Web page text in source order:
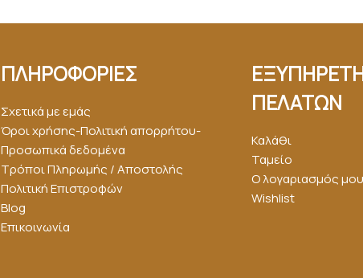
ΠΛΗΡΟΦΟΡΙΕΣ
Σχετικά με εμάς
Όροι χρήσης-Πολιτική απορρήτου-
Προσωπικά δεδομένα
Τρόποι Πληρωμής / Αποστολής
Πολιτική Επιστροφών
Blog
Επικοινωνία
ΠΕΛΑΤΩΝ
Καλάθι
Ταμείο
Ο λογαριασμός μου
Wishlist